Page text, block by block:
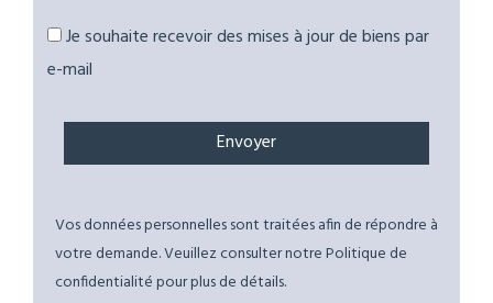
Je souhaite recevoir des mises à jour de biens par
e-mail
Vos données personnelles sont traitées afin de répondre à
votre demande. Veuillez consulter notre Politique de
confidentialité pour plus de détails.